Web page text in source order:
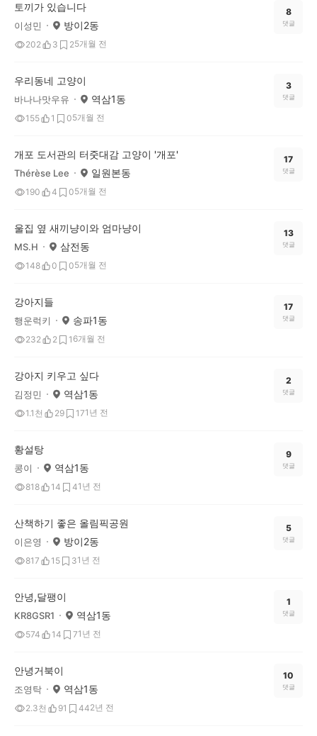
토끼가 있습니다
이성민 방이2동
202 3 25개월 전
8
댓글
우리동네 고양이
바나나맛우유 역삼1동
155 1 05개월 전
3
댓글
개포 도서관의 터줏대감 고양이 '개포'
Thérèse Lee 일원본동
190 4 05개월 전
17
댓글
울집 옆 새끼냥이와 엄마냥이
MS.H 삼전동
148 0 05개월 전
13
댓글
강아지들
행운럭키 송파1동
232 2 1 6개월 전
17
댓글
강아지 키우고 싶다
김정민 역삼1동
1.1천 29 171년 전
2
댓글
황설탕
콩이 역삼1동
818 14 41년 전
9
댓글
산책하기 좋은 올림픽공원
이은영 방이2동
817 15 31년 전
5
댓글
안녕,달팽이
KR8GSR1 역삼1동
574 14 71년 전
1
댓글
안녕거북이
조영탁 역삼1동
2.3천 91 442년 전
10
댓글